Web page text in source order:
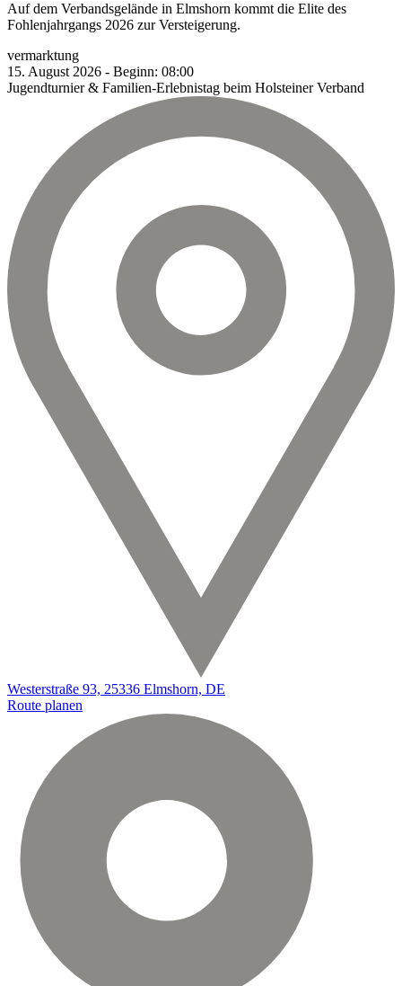
Auf dem Verbandsgelände in Elmshorn kommt die Elite des
Fohlenjahrgangs 2026 zur Versteigerung.
vermarktung
15. August 2026 - Beginn: 08:00
Jugendturnier & Familien-Erlebnistag beim Holsteiner Verband
Westerstraße 93, 25336 Elmshorn, DE
Route planen